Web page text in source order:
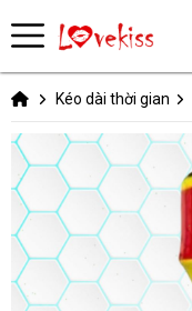
Kéo dài thời gian